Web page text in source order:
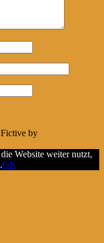
by
Website weiter nutzt,
OK